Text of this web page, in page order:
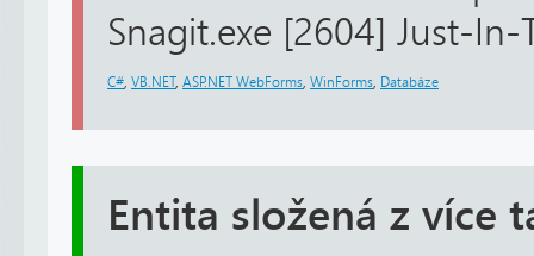
Snagit.exe [2604] Just-
C# VB.NET, ASP.NET WebForms WinForms Databáze
Entita složená z více